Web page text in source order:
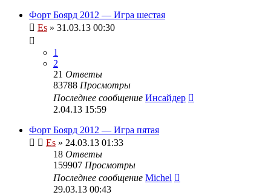
Форт Боярд 2012 — Игра шестая
Es » 31.03.13 00:30
1
2
21 Ответы
83788 Просмотры
Последнее сообщение Инсайдер
2.04.13 15:59
Форт Боярд 2012 — Игра пятая
Es » 24.03.13 01:33
18 Ответы
159907 Просмотры
Последнее сообщение Michel
29.03.13 00:43